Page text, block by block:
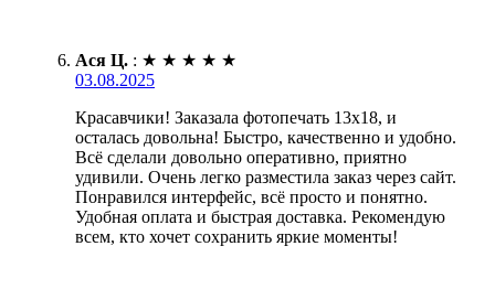
Ася Ц. : ★ ★ ★ ★ ★
03.08.2025
Красавчики! Заказала фотопечать 13х18, и
осталась довольна! Быстро, качественно и удобно.
Всё сделали довольно оперативно, приятно
удивили. Очень легко разместила заказ через сайт.
Понравился интерфейс, всё просто и понятно.
Удобная оплата и быстрая доставка. Рекомендую
всем, кто хочет сохранить яркие моменты!